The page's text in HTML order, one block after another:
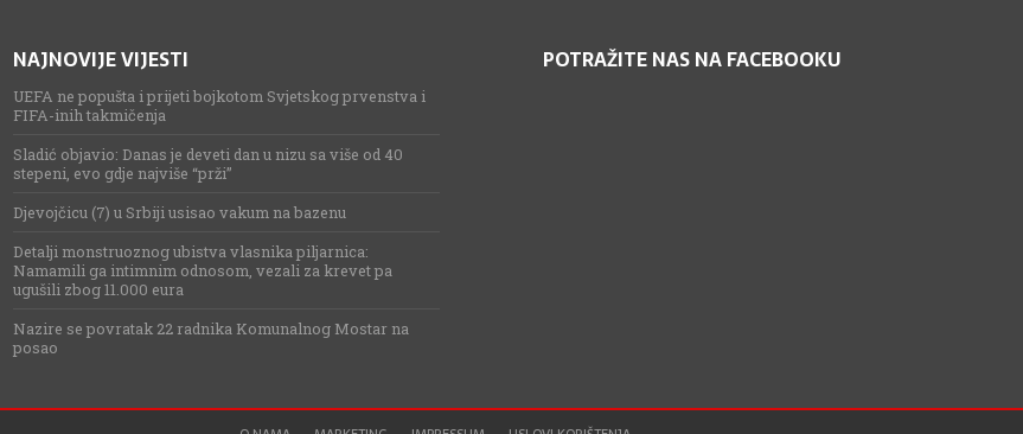
NAJNOVIJE VIJESTI
UEFA ne popušta i prijeti bojkotom Svjetskog prvenstva i
FIFA-inih takmičenja
Sladić objavio: Danas je deveti dan u nizu sa više od 40
stepeni, evo gdje najviše “prži”
Djevojčicu (7) u Srbiji usisao vakum na bazenu
Detalji monstruoznog ubistva vlasnika piljarnica:
Namamili ga intimnim odnosom, vezali za krevet pa
ugušili zbog 11.000 eura
Nazire se povratak 22 radnika Komunalnog Mostar na
posao
POTRAŽITE NAS NA FACEBOOKU